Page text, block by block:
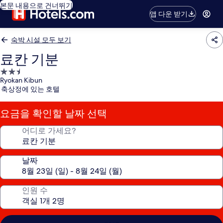
본문 내용으로 건너뛰기
앱 다운 받기
숙박 시설 모두 보기
료칸 기분
2.5
성
급
숙
박
시
Ryokan Kibun
축상정에 있는 호텔
요금을 확인할 날짜 선택
어디로 가세요?
날짜
인원 수